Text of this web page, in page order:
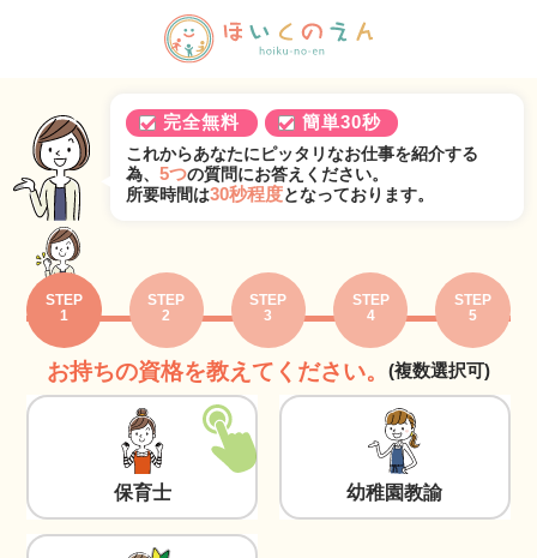
完全無料
簡単30秒
これからあなたにピッタリなお仕事を紹介する
為、 5つの質問にお答えください。
所要時間は30秒程度となっております。
STEP
1
STEP
2
STEP
3
STEP
4
STEP
5
お持ちの資格を教えてください。 (複数選択可)
保育士 幼稚園教諭